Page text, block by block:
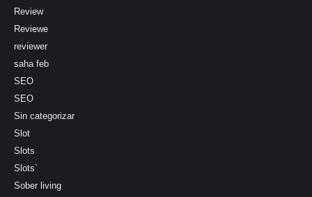
Review
Reviewe
reviewer
saha feb
SEO
SEO
Sin categorizar
Slot
Slots
Slots`
Sober living